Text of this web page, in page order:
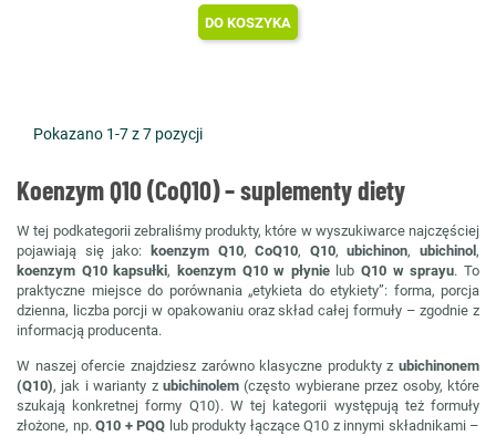
DO KOSZYKA
Pokazano 1-7 z 7 pozycji
Koenzym Q10 (CoQ10) – suplementy diety
W tej podkategorii zebraliśmy produkty, które w wyszukiwarce najczęściej
pojawiają się jako:
koenzym Q10,CoQ10, Q10,ubichinon, ubichinol ,
koenzym Q10 kapsułki, koenzym Q10 w płynielubQ10 w sprayu. To
praktyczne miejsce do porównania „etykieta do etykiety”: forma, porcja
dzienna, liczba porcji w opakowaniu oraz skład całej formuły – zgodnie z
informacją producenta.
W naszej ofercie znajdziesz zarówno klasyczne produkty z ubichinonem
(Q10), jak i warianty z ubichinolem (często wybierane przez osoby, które
szukają konkretnej formy Q10). W tej kategorii występują też formuły
złożone, np. Q10 + PQQ lub produkty łączące Q10 z innymi składnikami –